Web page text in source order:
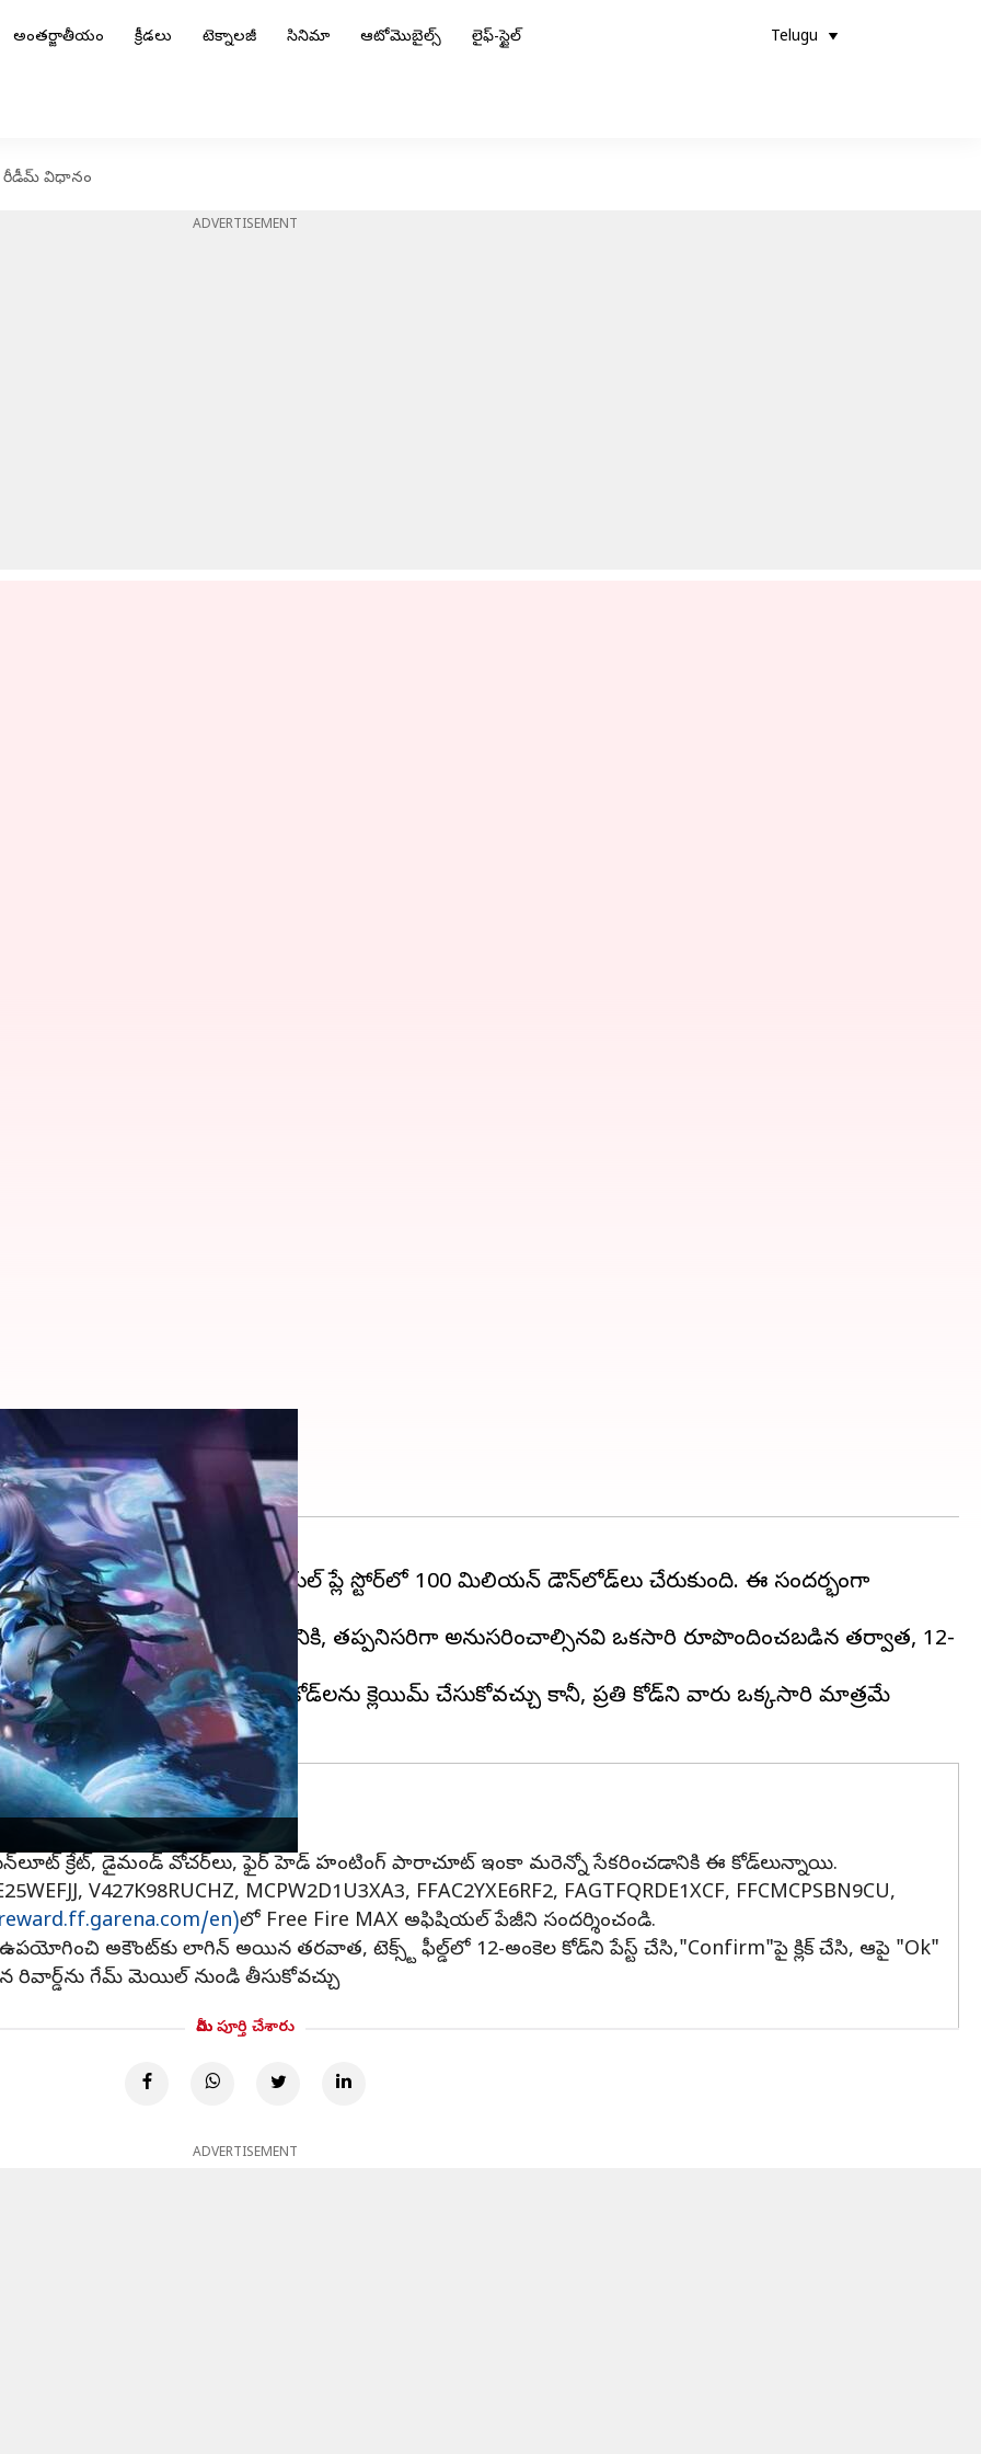
అంతర్జాతీయం క్రీడలు టెక్నాలజీ సినిమా ఆటోమొబైల్స్ లైఫ్-స్టైల్ Telugu
రీడీమ్ విధానం
ADVERTISEMENT
విధానం
విడుదల చేసింది. ఈ మధ్యే గూగుల్ ప్లే స్టోర్‌లో 100 మిలియన్ డౌన్‌లోడ్‌లు చేరుకుంది. ఈ సందర్భంగా
ప్రారంభించారు.
ఫైర్ మాక్స్ కోడ్‌లను రీడీమ్ చేయడానికి, తప్పనిసరిగా అనుసరించాల్సినవి ఒకసారి రూపొందించబడిన తర్వాత, 12-
గంటల లోపల యాక్సెస్ చేయాలి.
ఒకటి కంటే ఎక్కువ కోడ్‌లను క్లెయిమ్ చేసుకోవచ్చు కానీ, ప్రతి కోడ్‌ని వారు ఒక్కసారి మాత్రమే
వాడండి
క్రేట్, డైమండ్ వోచర్‌లు, ఫైర్ హెడ్ హంటింగ్ పారాచూట్ ఇంకా మరెన్నో సేకరించడానికి ఈ కోడ్‌లున్నాయి.
V427K98RUCHZ, MCPW2D1U3XA3, FFAC2YXE6RF2, FAGTFQRDE1XCF, FFCMCPSBN9CU,
en)లో Free Fire MAX అఫిషియల్ పేజీని సందర్శించండి.
ఉపయోగించి అకౌంట్‌కు లాగిన్ అయిన తరవాత, టెక్స్ట్ ఫీల్డ్‌లో 12-అంకెల కోడ్‌ని పేస్ట్ చేసి,"Confirm"పై క్లిక్ చేసి, ఆపై "Ok"
రివార్డ్‌ను గేమ్ మెయిల్ నుండి తీసుకోవచ్చు
మీరు పూర్తి చేశారు
ADVERTISEMENT